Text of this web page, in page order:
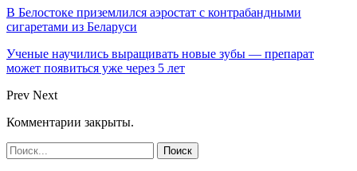
В Белостоке приземлился аэростат с контрабандными
сигаретами из Беларуси
Ученые научились выращивать новые зубы — препарат
может появиться уже через 5 лет
Prev Next
Комментарии закрыты.